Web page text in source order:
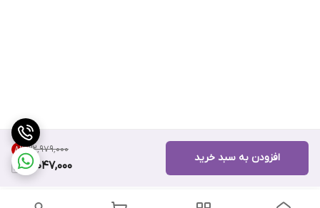
۲۲٬۹۷۹٬۰۰۰ 8%
21,047,000
افزودن به سبد خرید